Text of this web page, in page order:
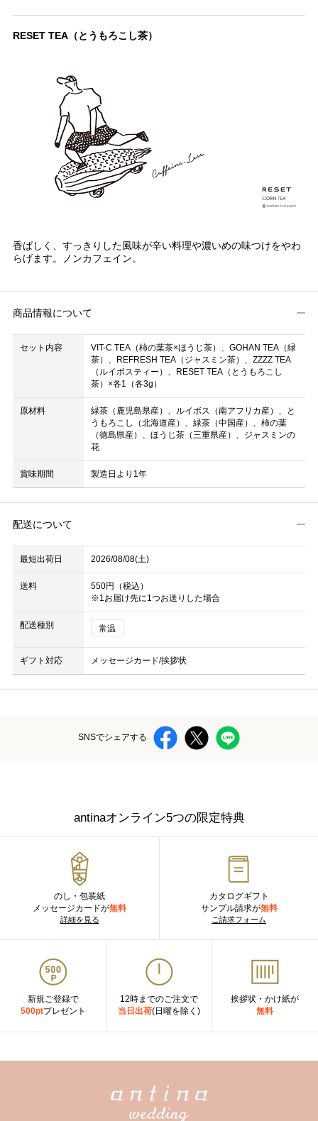
RESET TEA（とうもろこし茶）
香ばしく、すっきりした風味が辛い料理や濃いめの味つけをやわ
らげます。ノンカフェイン。
商品情報について
セット内容
VIT-C TEA（柿の葉茶×ほうじ茶）、GOHAN TEA（緑
茶）、REFRESH TEA（ジャスミン茶）、ZZZZ TEA
（ルイボスティー）、RESET TEA（とうもろこし
茶）×各1（各3g）
原材料
緑茶（鹿児島県産）、ルイボス（南アフリカ産）、と
うもろこし（北海道産）、緑茶（中国産）、柿の葉
（徳島県産）、ほうじ茶（三重県産）、ジャスミンの
花
賞味期間 製造日より1年
配送について
最短出荷日 2026/08/08(土)
送料
550円（税込）
※1お届け先に1つお送りした場合
配送種別 常温
ギフト対応 メッセージカード/挨拶状
SNSでシェアする
antinaオンライン5つの限定特典
のし・包装紙
メッセージカードが無料
詳細を見る
カタログギフト
サンプル請求が無料
ご請求フォーム
新規ご登録で
500ptプレゼント
12時までのご注文で
当日出荷(日曜を除く)
挨拶状・かけ紙が
無料